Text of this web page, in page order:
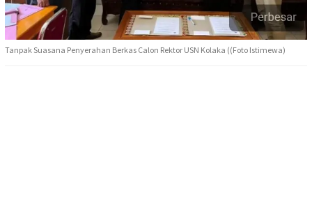
Tanpak Suasana Penyerahan Berkas Calon Rektor USN Kolaka ((Foto Istimewa)